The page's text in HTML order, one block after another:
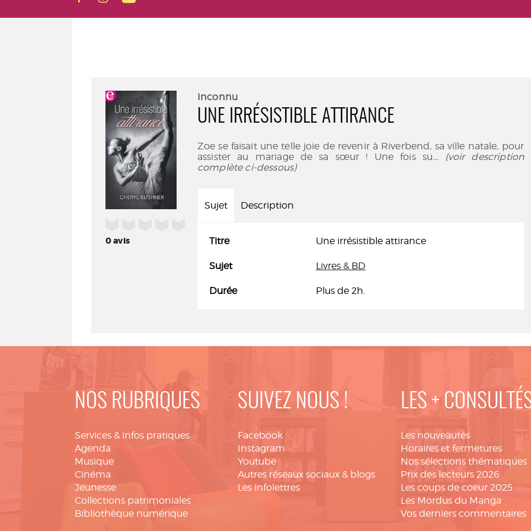
0avis
Inconnu
UNE IRRÉSISTIBLE ATTIRANCE
Zoe se faisait une telle joie de revenir à Riverbend, sa ville natale, pour
assister au mariage de sa sœur ! Une fois su... (voir description
complète ci-dessous)
Sujet Description
Titre Une irrésistible attirance
Sujet Livres & BD
Durée Plus de 2h.
NOS RUBRIQUES
Services & infos pratiques
Agenda
Musique
Cinéma
Jeunesse
Collections patrimoniales
Bibliothèque numérique
SUIVEZ NOUS !
Facebook
Instagram
Youtube
Autres réseaux sociaux & blogs
Les infolettres
LES +
Les nouveautés
Horaires et fermetures
Nos sélections thématiques
Prix des lecteurs 2026
Les coups de coeur 2025
Les Mordus du Manga
Vos derniers commentaires